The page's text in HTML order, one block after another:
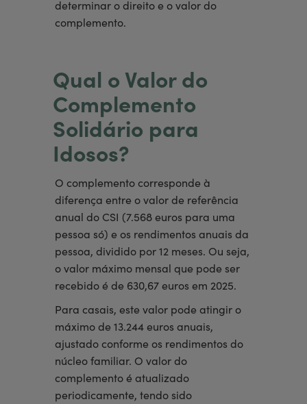
determinar o direito e o valor do
complemento.
Qual o Valor do
Complemento
Solidário para
Idosos?
O complemento corresponde à
diferença entre o valor de referência
anual do CSI (7.568 euros para uma
pessoa só) e os rendimentos anuais da
pessoa, dividido por 12 meses. Ou seja,
o valor máximo mensal que pode ser
recebido é de 630,67 euros em 2025.
Para casais, este valor pode atingir o
máximo de 13.244 euros anuais,
ajustado conforme os rendimentos do
núcleo familiar. O valor do
complemento é atualizado
periodicamente, tendo sido